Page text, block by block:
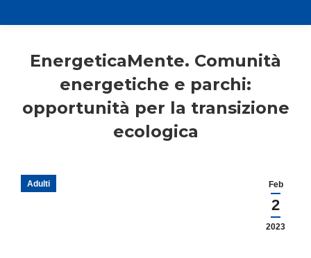
EnergeticaMente. Comunità
energetiche e parchi:
opportunità per la transizione
ecologica
Feb
2
2023
Adulti